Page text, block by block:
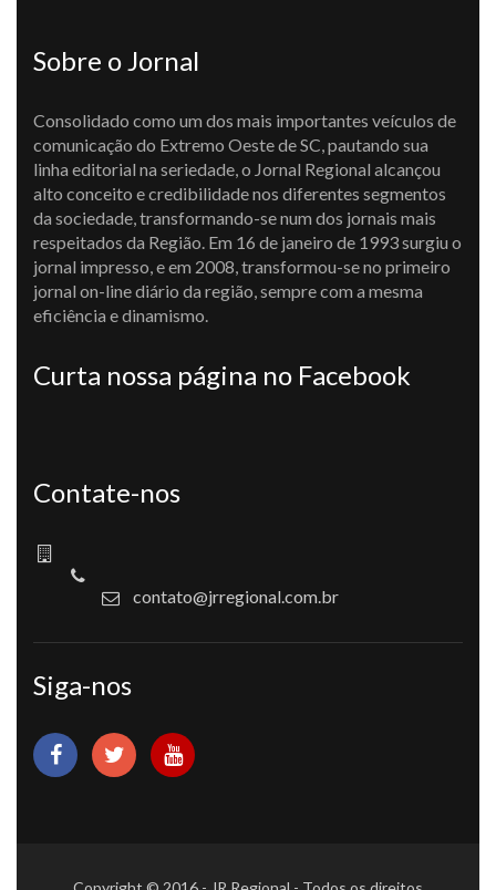
Sobre o Jornal
Consolidado como um dos mais importantes veículos de
comunicação do Extremo Oeste de SC, pautando sua
linha editorial na seriedade, o Jornal Regional alcançou
alto conceito e credibilidade nos diferentes segmentos
da sociedade, transformando-se num dos jornais mais
respeitados da Região. Em 16 de janeiro de 1993 surgiu o
jornal impresso, e em 2008, transformou-se no primeiro
jornal on-line diário da região, sempre com a mesma
eficiência e dinamismo.
Curta nossa página no Facebook
Contate-nos
contato@jrregional.com.br
Siga-nos